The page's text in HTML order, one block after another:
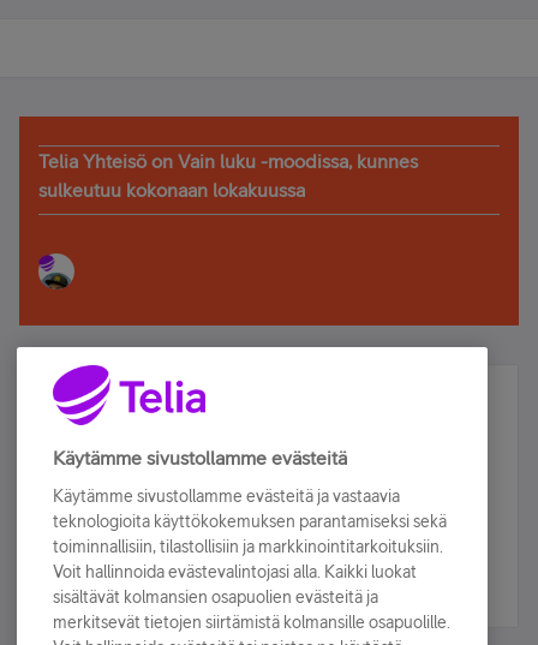
Telia Yhteisö on Vain luku -moodissa, kunnes
sulkeutuu kokonaan lokakuussa
Älä jää paitsi – osallistu ja voita!
Tilaa Telian uutiskirje ja olet mukana arvonnassa.
sähköpostiisi.
Tilaa nyt
Käytämme sivustollamme evästeitä
Käytämme sivustollamme evästeitä ja vastaavia
teknologioita käyttökokemuksen parantamiseksi sekä
toiminnallisiin, tilastollisiin ja markkinointitarkoituksiin.
Voit hallinnoida evästevalintojasi alla. Kaikki luokat
sisältävät kolmansien osapuolien evästeitä ja
merkitsevät tietojen siirtämistä kolmansille osapuolille.